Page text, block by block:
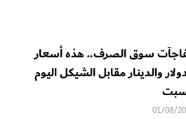
سوق الصرف.. هذه أسعار
والدينار مقابل الشيكل اليوم
01/08/